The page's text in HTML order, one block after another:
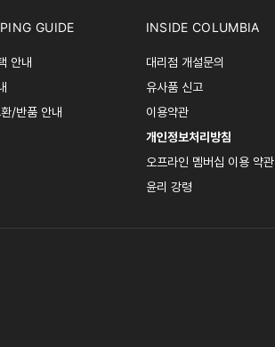
GUIDE
안내
/반품 안내
INSIDE COLUMBIA
대리점 개설문의
유사품 신고
이용약관
개인정보처리방침
오프라인 멤버십 이용 약관
윤리 강령